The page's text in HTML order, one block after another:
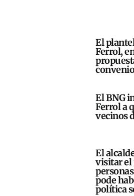
El
Ferrol,
El BNG
Ferrol a
vecinos
El
visitar el
pode
política